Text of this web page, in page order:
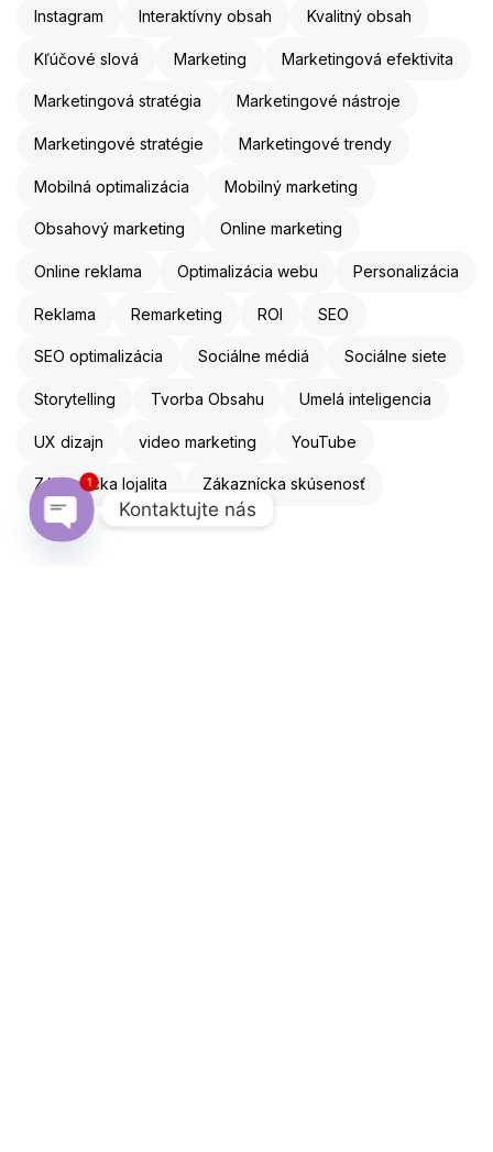
Instagram Interaktívny obsah Kvalitný obsah
Kľúčové slová Marketing Marketingová efektivita
Marketingová stratégia Marketingové nástroje
Marketingové stratégie Marketingové trendy
Mobilná optimalizácia Mobilný marketing
Obsahový marketing Online marketing
Online reklama Optimalizácia webu Personalizácia
Reklama Remarketing ROI SEO
SEO optimalizácia Sociálne médiá Sociálne siete
Storytelling Tvorba Obsahu Umelá inteligencia
UX dizajn video marketing YouTube
Zákaznícka lojalita Zákaznícka skúsenosť
Kontaktujte nás
1